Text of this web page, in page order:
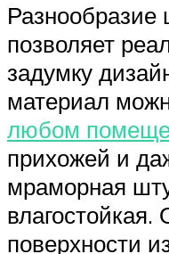
позволяет
задумку
материал
любом
прихожей и
мраморная
влагостойкая.
поверхности